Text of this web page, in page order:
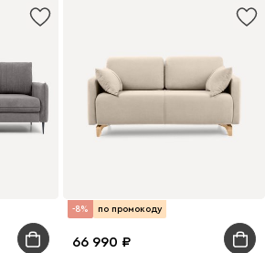
-8% по промокоду
66 990